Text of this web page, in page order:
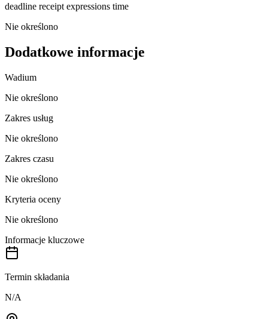
deadline receipt expressions time
Nie określono
Dodatkowe informacje
Wadium
Nie określono
Zakres usług
Nie określono
Zakres czasu
Nie określono
Kryteria oceny
Nie określono
Informacje kluczowe
Termin składania
N/A